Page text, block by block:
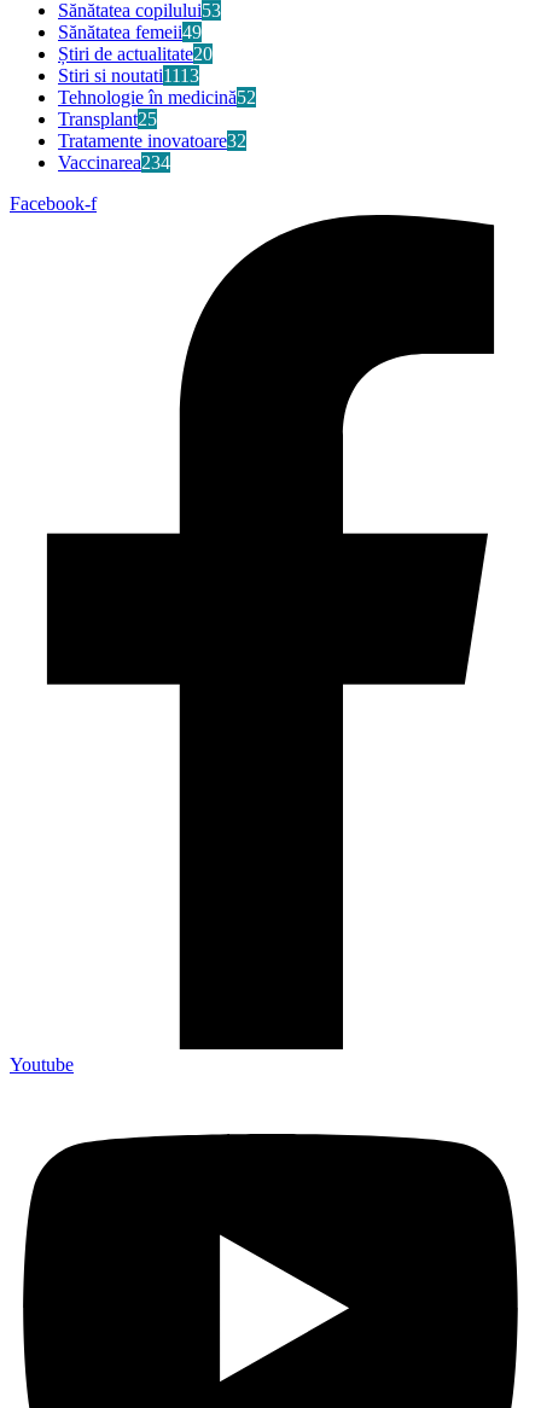
Sănătatea copilului53
Sănătatea femeii49
Știri de actualitate20
Stiri si noutati1113
Tehnologie în medicină52
Transplant25
Tratamente inovatoare32
Vaccinarea234
Facebook-f
Youtube